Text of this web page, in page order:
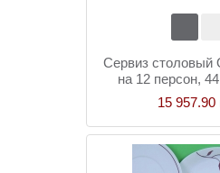
Сервиз столовый
на 12 персон,
15 957.90